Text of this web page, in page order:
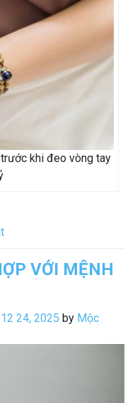
khi đeo vòng tay
on
Điều
Cấm
Khi
VỚI MỆNH
24, 2025 by Mộc